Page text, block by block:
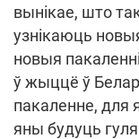
вынікае, што
узнікаюць
новыя
ў жыццё ў
пакаленне, для
яны будуць